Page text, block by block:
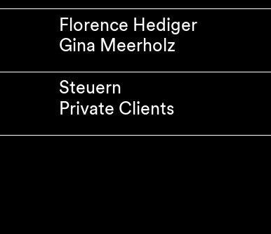
Florence Hediger
Gina Meerholz
Steuern
Private Clients